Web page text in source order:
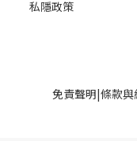
私隱政策
免責聲明|條款與